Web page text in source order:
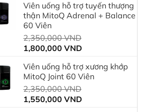
2,350,000 VND.
tại
là:
Viên uống hỗ trợ tuyến thượng
thận MitoQ Adrenal + Balance
60 Viên
2,350,000VND
2,350,000 VND.
1,800,000 VNDGiá
tại
là:
Viên uống hỗ trợ xương khớp
MitoQ Joint 60 Viên
2,350,000VND
1,550,000 VNDGiá